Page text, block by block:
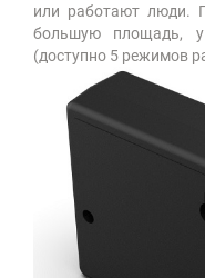
или работают люди.
большую площадь, у
(доступно 5 режимов